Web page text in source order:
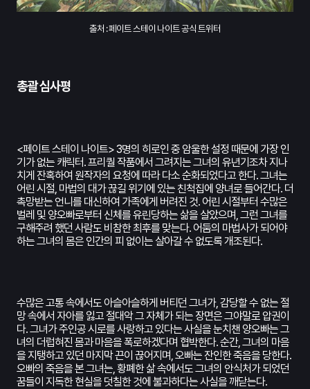
출처 : 페이트 스테이 나이트 공식 트위터
총괄 심사평
<페이트 스테이 나이트> 3명의 히로인 중 암울한 설정 때문에 가장 인
기가 없는 캐릭터. 프리퀄 작품에서 그려지는 그녀의 유년기조차 지나
치게 잔혹하여 원작자의 요청에 따라 다소 순화되었다고 한다. 그녀는
어린 시절, 마법의 대가 끊길 위기에 있는 친척집에 양녀로 들어간다. 더
촉망받는 언니를 대신하여 가족에게 버려진 것. 어린 시절부터 수많은
벌레 및 양오빠로부터 신체를 유린당하는 삶을 살았으며, 그런 그녀를
구해주려 했던 사람도 비참한 최후를 맞는다. 어둠의 마법사가 되어야
하는 그녀의 몸은 인간의 피 없이는 살아갈 수 없도록 개조된다.
수많은 고통 속에서도 아슬아슬하게 버티던 그녀가, 감당할 수 없는 절
망 속에서 자아를 잃고 절대악 그 자체가 되는 장면은 그야말로 압권이
다. 그녀가 주인공 시로를 사랑하고 있다는 사실을 눈치챈 양오빠는 그
녀의 더럽혀진 몸과 마음을 폭로하겠다며 협박한다. 순간, 그녀의 마음
을 지탱하고 있던 마지막 끈이 끊어지며, 오빠는 잔인한 죽음을 당한다.
오빠의 죽음을 본 그녀는, 황폐한 삶 속에서도 그녀의 안식처가 되었던
꿈들이 지독한 현실을 덧칠한 것에 불과하다는 사실을 깨닫는다.